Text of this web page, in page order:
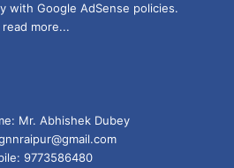
with Google AdSense policies.
read more...
Mr. Abhishek Dubey
9773586480